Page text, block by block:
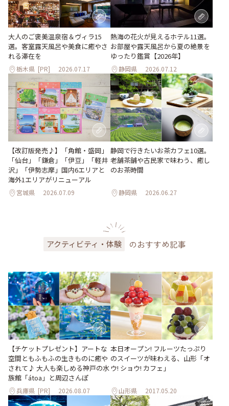
大人のご褒美温泉宿＆ヴィラ15
選。客室露天風呂や美食に癒やさ
れる滞在を
栃木県 [PR] 2026.07.17
熱海の花火が見えるホテル11選。
お部屋や露天風呂から夏の絶景を
ゆったり鑑賞【2026年】
静岡県 2026.07.12
【改訂版発売♪】「角館・盛岡」
「仙台」「鎌倉」「伊豆」「軽井
沢」「伊勢志摩」国内6エリアと
海外1エリアがリニューアル
宮城県 2026.07.09
静岡で行きたいお茶カフェ10選。
老舗茶舗や古民家で味わう、癒し
のお茶時間
静岡県 2026.06.27
アクティビティ・体験 のおすすめ記事
【チケットプレゼント】アートな
空間ともふもふの生きものに癒や
されて♪ 大人も楽しめる神戸の水
族館「átoa」と周辺さんぽ
兵庫県 [PR] 2026.08.07
本日オープン! フルーツたっぷり
のスイーツが味わえる、山形「オ
ウ! ショウ! カフェ」
山形県 2017.05.20